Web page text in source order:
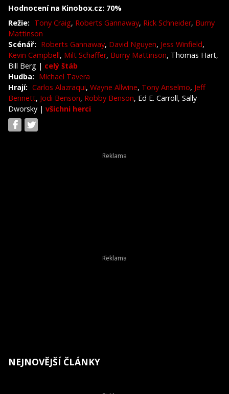
Hodnocení na Kinobox.cz: 70%
Režie: Tony Craig, Roberts Gannaway, Rick Schneider, Burny
Mattinson
Scénář: Roberts Gannaway, David Nguyen, Jess Winfield,
Kevin Campbell, Milt Schaffer, Burny Mattinson, Thomas Hart,
Bill Berg | celý štáb
Hudba: Michael Tavera
Hrají: Carlos Alazraqui, Wayne Allwine, Tony Anselmo, Jeff
Bennett, Jodi Benson, Robby Benson, Ed E. Carroll, Sally
Dworsky | všichni herci
NEJNOVĚJŠÍ ČLÁNKY